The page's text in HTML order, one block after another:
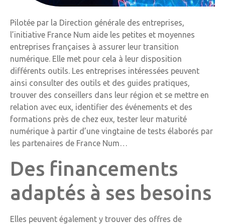
Pilotée par la Direction générale des entreprises,
l’initiative France Num aide les petites et moyennes
entreprises françaises à assurer leur transition
numérique. Elle met pour cela à leur disposition
différents outils. Les entreprises intéressées peuvent
ainsi consulter des outils et des guides pratiques,
trouver des conseillers dans leur région et se mettre en
relation avec eux, identifier des événements et des
formations près de chez eux, tester leur maturité
numérique à partir d’une vingtaine de tests élaborés par
les partenaires de France Num…
Des financements
adaptés à ses besoins
Elles peuvent également y trouver des offres de